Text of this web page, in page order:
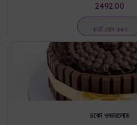
2492.00
কার্টে যোগ করুন
চকো ওভারলোড